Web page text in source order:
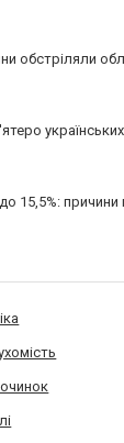
обстріляли
15,5%: